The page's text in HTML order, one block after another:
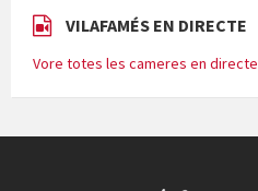
VILAFAMÉS EN DIRECTE
Vore totes les cameres en directe